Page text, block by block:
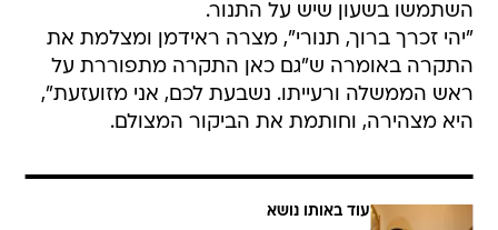
השתמשו בשעון שיש על התנור.
"יהי זכרך ברוך, תנורי", מצרה ראידמן ומצלמת את
התקרה באומרה ש"גם כאן התקרה מתפוררת על
ראש הממשלה ורעייתו. נשבעת לכם, אני מזועזעת",
היא מצהירה, וחותמת את הביקור המצולם.
עוד באותו נושא